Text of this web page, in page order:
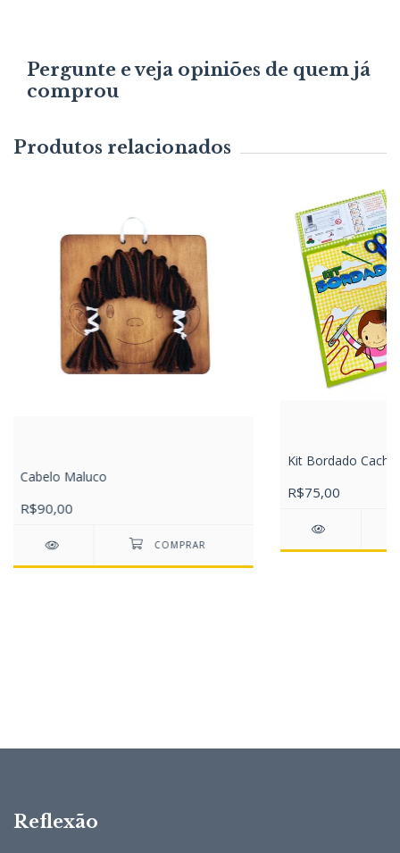
Pergunte e veja opiniões de quem já
comprou
Produtos relacionados
Cabelo Maluco
R$90,00
Kit Bordado
R$75,00
Reflexão